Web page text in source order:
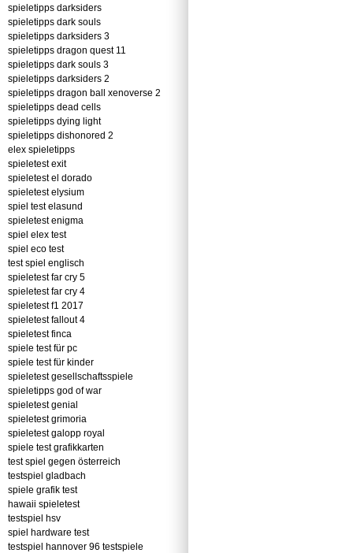
spieletipps darksiders
spieletipps dark souls
spieletipps darksiders 3
spieletipps dragon quest 11
spieletipps dark souls 3
spieletipps darksiders 2
spieletipps dragon ball xenoverse 2
spieletipps dead cells
spieletipps dying light
spieletipps dishonored 2
elex spieletipps
spieletest exit
spieletest el dorado
spieletest elysium
spiel test elasund
spieletest enigma
spiel elex test
spiel eco test
test spiel englisch
spieletest far cry 5
spieletest far cry 4
spieletest f1 2017
spieletest fallout 4
spieletest finca
spiele test für pc
spiele test für kinder
spieletest gesellschaftsspiele
spieletipps god of war
spieletest genial
spieletest grimoria
spieletest galopp royal
spiele test grafikkarten
test spiel gegen österreich
testspiel gladbach
spiele grafik test
hawaii spieletest
testspiel hsv
spiel hardware test
testspiel hannover 96 testspiele